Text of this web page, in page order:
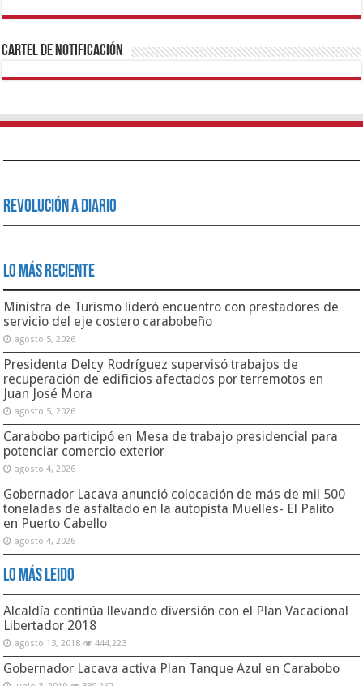
1xbetBetturkeyBetistKralbetSupertotobetTipobetMatadorbetMariobet
https://mvbcasino.com/
Cartel de Notificación
Revolución a Diario
Lo Más Reciente
Ministra de Turismo lideró encuentro con prestadores de
servicio del eje costero carabobeño
agosto 5, 2026
Presidenta Delcy Rodríguez supervisó trabajos de
recuperación de edificios afectados por terremotos en
Juan José Mora
agosto 5, 2026
Carabobo participó en Mesa de trabajo presidencial para
potenciar comercio exterior
agosto 4, 2026
Gobernador Lacava anunció colocación de más de mil 500
toneladas de asfaltado en la autopista Muelles- El Palito
en Puerto Cabello
agosto 4, 2026
Lo Más Leido
Alcaldía continúa llevando diversión con el Plan Vacacional
Libertador 2018
agosto 13, 2018 444,223
Gobernador Lacava activa Plan Tanque Azul en Carabobo